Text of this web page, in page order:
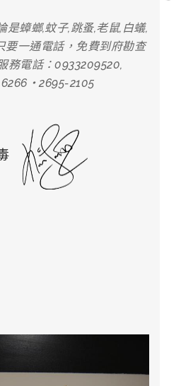
是蟑螂,蚊子,跳蚤,老鼠,白蟻,
要一通電話，免費到府勘查
務電話：0933209520,
2105